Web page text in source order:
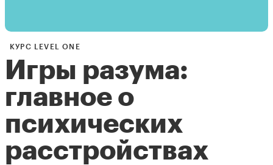
КУРС LEVEL ONE
Игры разума:
главное о
психических
расстройствах